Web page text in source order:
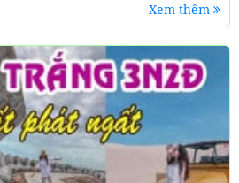
Xem thêm